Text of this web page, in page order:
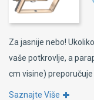
Za jasnije nebo!
vaše potkrovlje, a
cm visine) preporučuje
Saznajte Više